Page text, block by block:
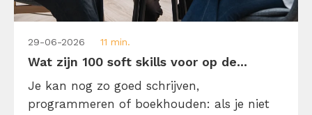
29-06-2026 11 min.
Wat zijn 100 soft skills voor op de...
Je kan nog zo goed schrijven,
programmeren of boekhouden: als je niet